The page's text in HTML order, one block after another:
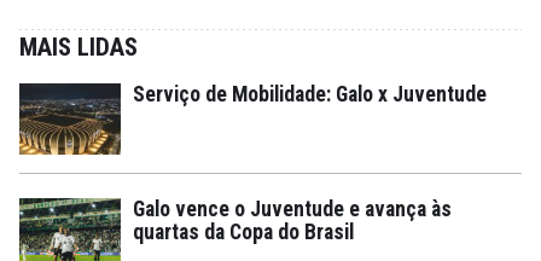
MAIS LIDAS
Serviço de Mobilidade: Galo x Juventude
Galo vence o Juventude e avança às
quartas da Copa do Brasil